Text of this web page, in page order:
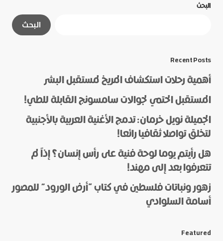
الحقول الإلزامية
Name
*
E-mail
*
البحث
البحث
Recent Posts
أهمية رحلات استكشاف المريخ لمستقبل البشر
المستقبل الحتمي لجوالات سامسونج القابلة للطي!
الجميلة نويل خرمان: تدمج الأغنية العربية بالأجنبية
لتخلق تواصلا ثقافيا رائعا!
هل رأيتم يوما لوحة فنية على رأس إنسان؟ إذاً لم
تتعرفوا بعد إلى مهند!
زهور ونباتات فلسطين في كتاب “أرض الورود” للمصور
أسامة السلوادي
Featured